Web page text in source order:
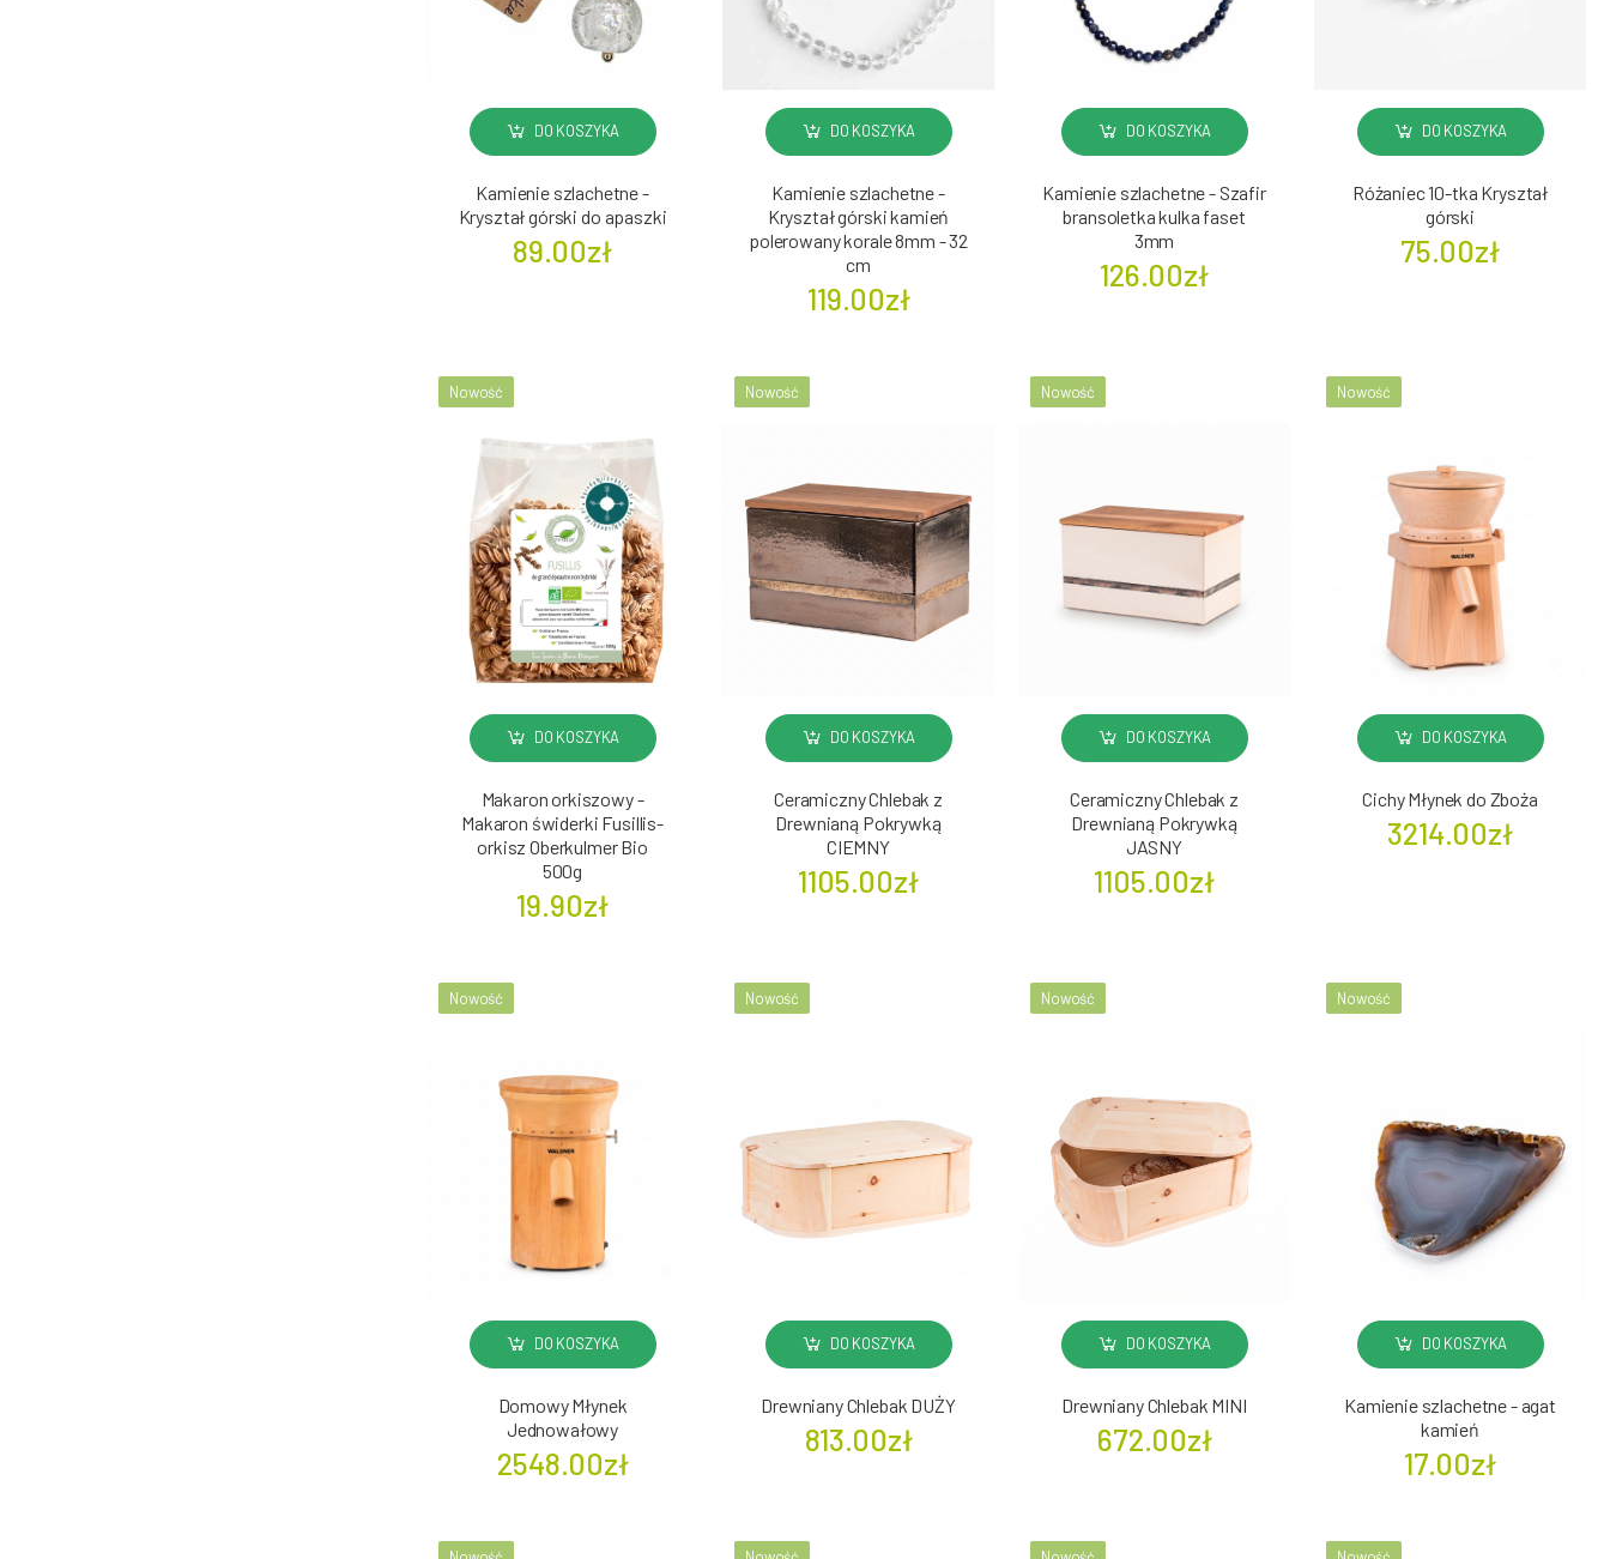
DO KOSZYKA
Kamienie szlachetne -
Kryształ górski do apaszki
89.00zł
DO KOSZYKA
Kamienie szlachetne -
Kryształ górski kamień
polerowany korale 8mm - 32
cm
119.00zł
DO KOSZYKA
Kamienie szlachetne - Szafir
bransoletka kulka faset
3mm
126.00zł
DO KOSZYKA
Różaniec 10-tka Kryształ
górski
75.00zł
Nowość
DO KOSZYKA
Makaron orkiszowy -
Makaron świderki Fusillis-
orkisz Oberkulmer Bio
500g
19.90zł
Nowość
DO KOSZYKA
Ceramiczny Chlebak z
Drewnianą Pokrywką
CIEMNY
1105.00zł
Nowość
DO KOSZYKA
Ceramiczny Chlebak z
Drewnianą Pokrywką
JASNY
1105.00zł
Nowość
DO KOSZYKA
Cichy Młynek do Zboża
3214.00zł
Nowość
DO KOSZYKA
Domowy Młynek
Jednowałowy
2548.00zł
Nowość
DO KOSZYKA
Drewniany Chlebak DUŻY
813.00zł
Nowość
DO KOSZYKA
Drewniany Chlebak MINI
672.00zł
Nowość
DO KOSZYKA
Kamienie szlachetne - agat
kamień
17.00zł